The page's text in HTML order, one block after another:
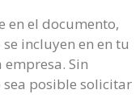
en el documento,
incluyen en en tu
Sin
posible solicitar